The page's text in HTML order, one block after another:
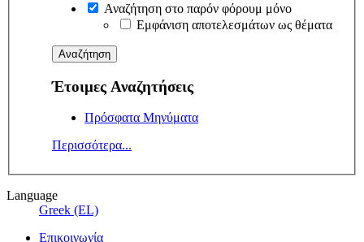
Αναζήτηση στο παρόν φόρουμ μόνο
Εμφάνιση αποτελεσμάτων ως θέματα
Έτοιμες Αναζητήσεις
Πρόσφατα Μηνύματα
Περισσότερα...
Language
Greek (EL)
Επικοινωνία